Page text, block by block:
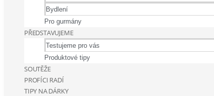
Bydlení
Pro gurmány
PŘEDSTAVUJEME
Testujeme pro vás
Produktové tipy
SOUTĚŽE
PROFÍCI RADÍ
TIPY NA DÁRKY